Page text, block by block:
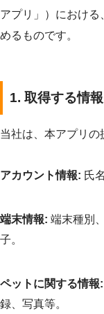
アプリ」）におけ
めるものです。
1. 取得する情報
当社は、本アプリの
アカウント情報: 氏
端末情報: 端末種別
子。
ペットに関する情報:
録、写真等。